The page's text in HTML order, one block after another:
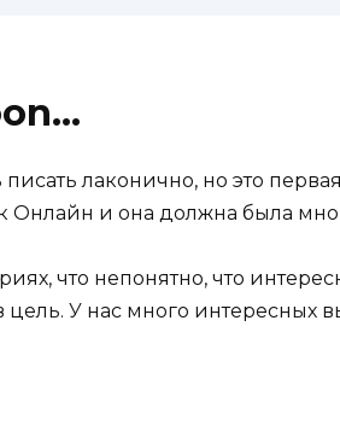
лаконично, но это
Онлайн и она должна была
что непонятно, что
У нас много интересных